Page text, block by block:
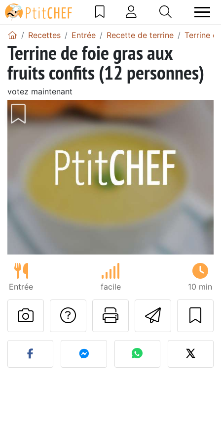
Recettes Entrée Recette de terrine Terrine
Terrine de foie gras aux
fruits confits (12 personnes)
votez maintenant
Entrée facile 10 min
Imprimer
Poser une
Publier votre photo de